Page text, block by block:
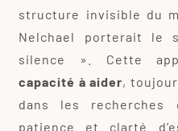
structure invisible du
Nelchael porterait le
silence ». Cette
capacité à aider,
dans les recherches
patience et clarté